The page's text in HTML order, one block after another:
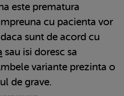
este prematura
cu pacienta vor
sunt de acord cu
sau isi doresc sa
variante prezinta o
de grave.